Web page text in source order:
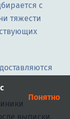
с
тяжести
выписки,
Понятно